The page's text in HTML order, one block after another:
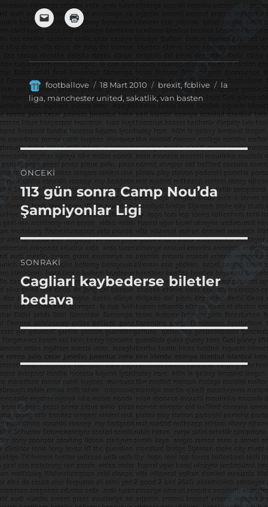
Yazar
footballove
Yayın
tarihi
18 Mart 2010 Kategoriler
brexit, fcblive Etiketler
la
liga, manchester united, sakatlik, van basten
Yazı
gezinmesi
ÖNCEKI
Önceki
yazı:
113 gün sonra Camp Nou’da
Şampiyonlar Ligi
SONRAKI
Sonraki
yazı:
Cagliari kaybederse biletler
bedava